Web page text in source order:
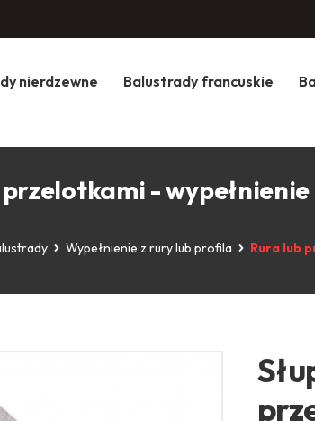
nierdzewne Balustrady francuskie
-
Wypełnienie z rury lub profila Rura lub